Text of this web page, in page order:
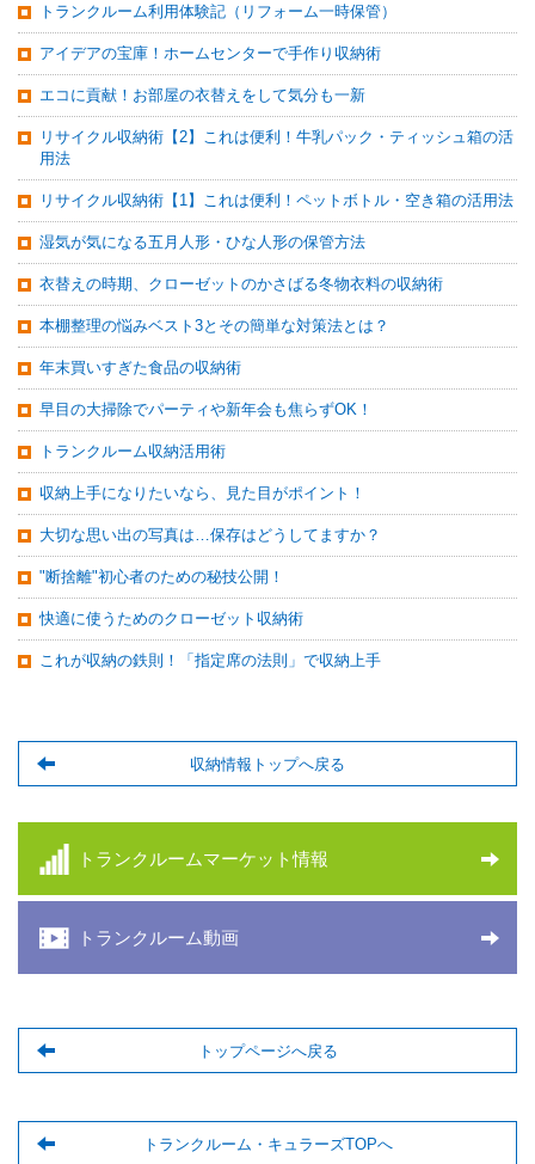
トランクルーム利用体験記（リフォーム一時保管）
アイデアの宝庫！ホームセンターで手作り収納術
エコに貢献！お部屋の衣替えをして気分も一新
リサイクル収納術【2】これは便利！牛乳パック・ティッシュ箱の活
用法
リサイクル収納術【1】これは便利！ペットボトル・空き箱の活用法
湿気が気になる五月人形・ひな人形の保管方法
衣替えの時期、クローゼットのかさばる冬物衣料の収納術
本棚整理の悩みベスト3とその簡単な対策法とは？
年末買いすぎた食品の収納術
早目の大掃除でパーティや新年会も焦らずOK！
トランクルーム収納活用術
収納上手になりたいなら、見た目がポイント！
大切な思い出の写真は…保存はどうしてますか？
"断捨離"初心者のための秘技公開！
快適に使うためのクローゼット収納術
これが収納の鉄則！「指定席の法則」で収納上手
収納情報トップへ戻る
トランクルームマーケット情報
トランクルーム動画
トップページへ戻る
トランクルーム・キュラーズTOPへ